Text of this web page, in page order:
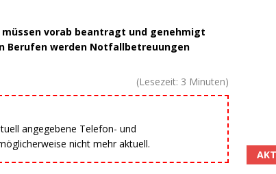
vorab beantragt und genehmigt
Berufen werden Notfallbetreuungen
(Lesezeit: 3 Minuten)
angegebene Telefon- und
nicht mehr aktuell.